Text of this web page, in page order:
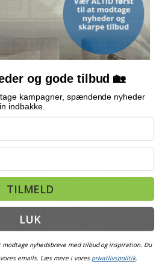
stol bære?
følger med?
brugt?
information. Vi tager forbehold for fejl og
ikke juridisk bindende.
MED
POPULÆR POPULÆR
og gode tilbud 🏡
kampagner, spændende nyheder
indbakke.
TILMELD
LUK
nyhedsbreve med tilbud og inspiration. Du
emails. Læs mere i vores privatlivspolitik.